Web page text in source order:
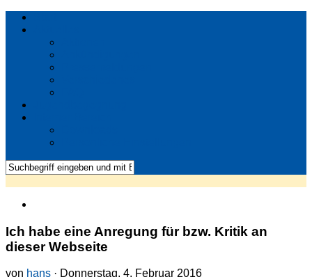
Ich habe eine Anregung für bzw. Kritik an
dieser Webseite
von hans · Donnerstag, 4. Februar 2016